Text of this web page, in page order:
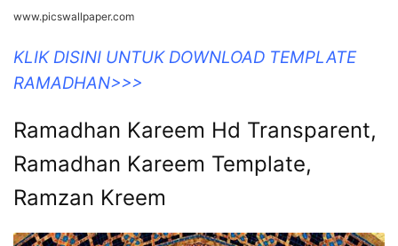
www.picswallpaper.com
KLIK DISINI UNTUK DOWNLOAD TEMPLATE
RAMADHAN>>>
Ramadhan Kareem Hd Transparent,
Ramadhan Kareem Template,
Ramzan Kreem